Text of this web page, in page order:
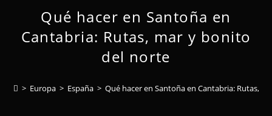
Qué hacer en Santoña en
Cantabria: Rutas, mar y bonito
del norte
> Europa > España > Qué hacer en Santoña en Cantabria: Rutas,